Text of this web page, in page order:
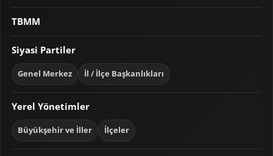
TBMM
Siyasi Partiler
Genel Merkez İl / İlçe Başkanlıkları
Yerel Yönetimler
Büyükşehir ve İller İlçeler